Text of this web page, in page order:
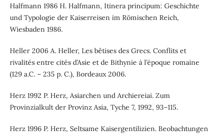
Halfmann 1986 H. Halfmann, Itinera principum: Geschichte
und Typologie der Kaiserreisen im Römischen Reich,
Wiesbaden 1986.
Heller 2006 A. Heller, Les bêtises des Grecs. Conflits et
rivalités entre cités d’Asie et de Bithynie à l’époque romaine
(129 a.C. – 235 p. C.), Bordeaux 2006.
Herz 1992 P. Herz, Asiarchen und Archiereiai. Zum
Provinzialkult der Provinz Asia, Tyche 7, 1992, 93–115.
Herz 1996 P. Herz, Seltsame Kaisergentilizien. Beobachtungen